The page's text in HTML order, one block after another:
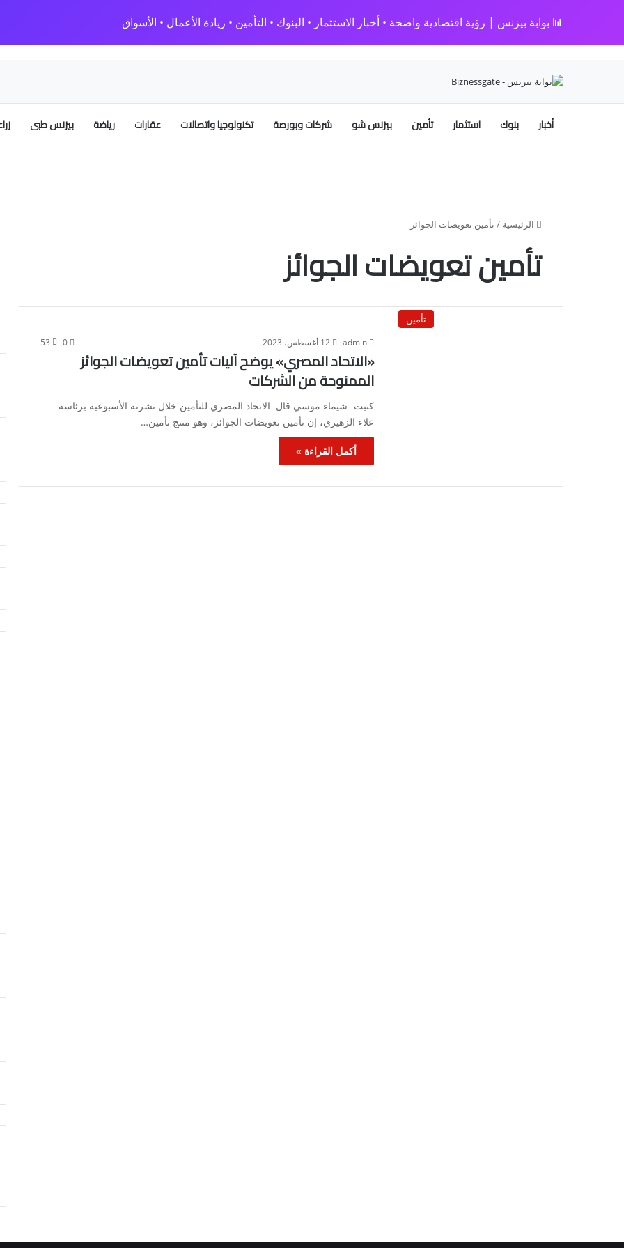
📊 بوابة بيزنس | رؤية اقتصادية واضحة • أخبار الاستثمار • البنوك • التأمين • ريادة الأعمال • الأسواق
أخبار بنوك استثمار تأمين بيزنس شو شركات وبورصة تكنولوجيا واتصالات عقارات رياضة بيزنس طبى
الرئيسية /تأمين تعويضات الجوائز
تأمين تعويضات الجوائز
تأمين
admin 12 أغسطس، 2023 0
53
«الاتحاد المصري» يوضح آليات تأمين تعويضات الجوائز
الممنوحة من الشركات
كتبت -شيماء موسي قال الاتحاد المصري للتأمين خلال نشرته الأسبوعية برئاسة
علاء الزهيري، إن تأمين تعويضات الجوائز، وهو منتج تأمين…
أكمل القراءة »